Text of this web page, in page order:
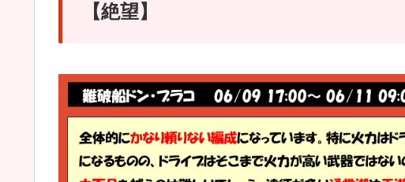
【絶望】